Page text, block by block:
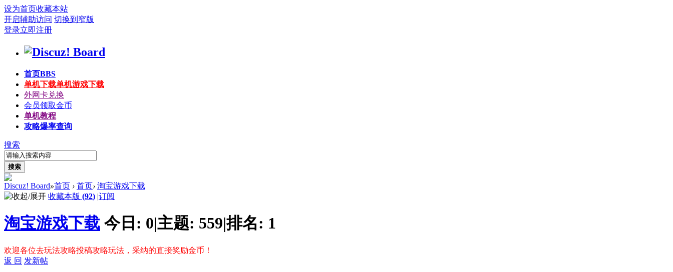
设为首页收藏本站
开启辅助访问 切换到窄版
登录立即注册
首页BBS
单机下载单机游戏下载
外网卡兑换
会员领取金币
单机教程
攻略爆率查询
搜索
搜索
Discuz! Board»首页 › 首页› 淘宝游戏下载
收藏本版 (92) |订阅
淘宝游戏下载 今日: 0|主题: 559|排名: 1
欢迎各位去玩法攻略投稿攻略玩法，采纳的直接奖励金币！
返 回 发新帖